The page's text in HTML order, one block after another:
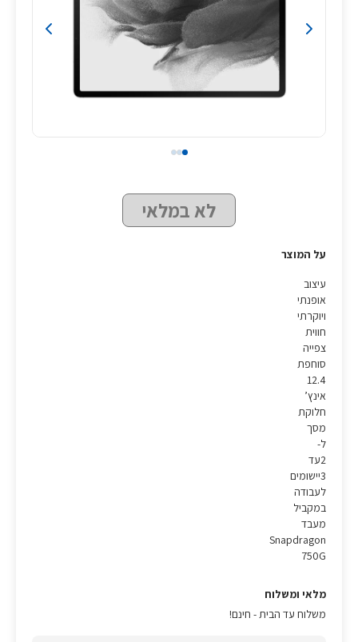
לא במלאי
על המוצר
עיצוב
אופנתי
ויוקרתי
חווית
צפייה
סוחפת
12.4
אינץ’
חלוקת
מסך
ל-
2עד
3יישומים
לעבודה
במקביל
מעבד
Snapdragon
750G
מלאי ומשלוח
משלוח עד הבית - חינם!